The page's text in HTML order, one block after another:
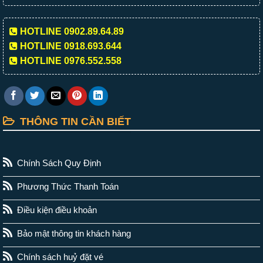
HOTLINE 0902.89.64.89
HOTLINE 0918.693.644
HOTLINE 0976.552.558
THÔNG TIN CẦN BIẾT
Chính Sách Quy Định
Phương Thức Thanh Toán
Điều kiện điều khoản
Bảo mật thông tin khách hàng
Chính sách huỷ đặt vé